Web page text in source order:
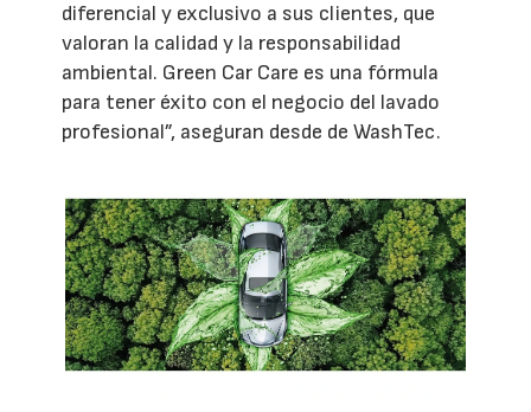
diferencial y exclusivo a sus clientes, que
valoran la calidad y la responsabilidad
ambiental. Green Car Care es una fórmula
para tener éxito con el negocio del lavado
profesional”, aseguran desde de WashTec.